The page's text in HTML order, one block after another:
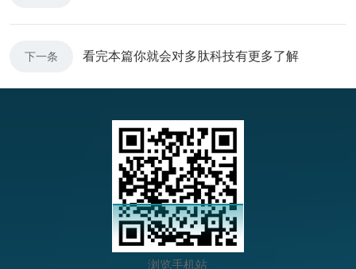
下一条 看完本篇你就会对多肽科技有更多了解
浏览手机站